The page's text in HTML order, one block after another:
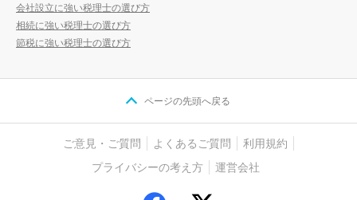
会社設立に強い税理士の選び方
相続に強い税理士の選び方
節税に強い税理士の選び方
ページの先頭へ戻る
ご意見・ご質問 よくあるご質問
利用規約
プライバシーの考え方
運営会社